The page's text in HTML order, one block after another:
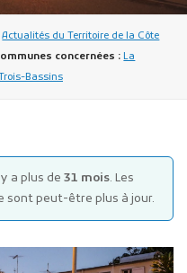
l'Europe
Actualités du Territoire de la Côte
concernées : La
Bassins
a plus de 31 mois. Les
sont peut-être plus à jour.